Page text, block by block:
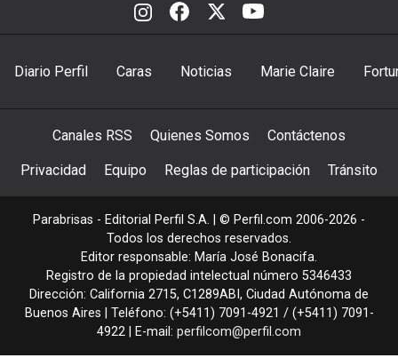
Diario Perfil Caras Noticias Marie Claire
Canales RSS Quienes Somos Contáctenos
Privacidad Equipo Reglas de participación Tránsito
Parabrisas - Editorial Perfil S.A. | © Perfil.com 2006-2026 -
Todos los derechos reservados.
Editor responsable: María José Bonacifa.
Registro de la propiedad intelectual número 5346433
Dirección: California 2715, C1289ABI , Ciudad Autónoma de
Buenos Aires | Teléfono: (+5411) 7091-4921 / (+5411) 7091-
4922 | E-mail: perfilcom@perfil.com